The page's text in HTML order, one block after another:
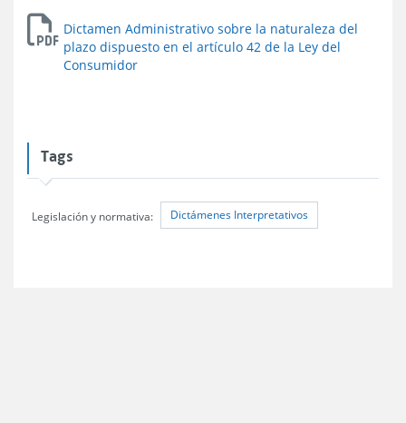
Dictamen Administrativo sobre la naturaleza del
plazo dispuesto en el artículo 42 de la Ley del
Consumidor
Tags
Legislación y normativa: Dictámenes Interpretativos